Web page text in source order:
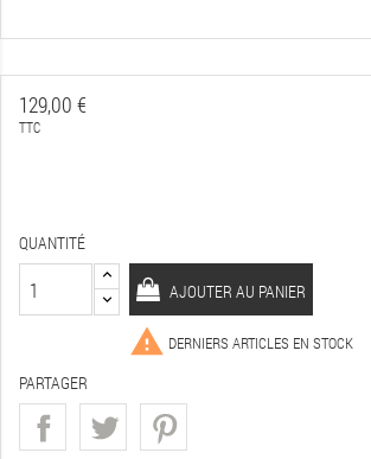
129,00 €
TTC
QUANTITÉ
AJOUTER AU PANIER
 DERNIERS ARTICLES EN STOCK
PARTAGER